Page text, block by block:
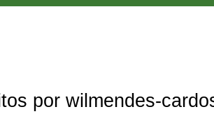
por wilmendes-